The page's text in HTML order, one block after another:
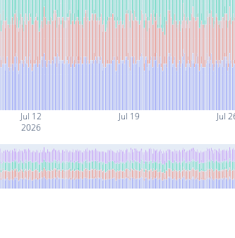
Jul 12
2026
Jul 19 Jul